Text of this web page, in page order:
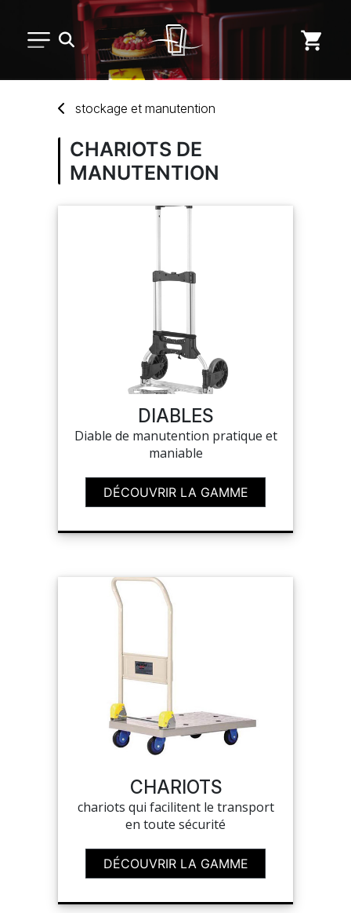
ARTS DE LA TABLE
USAGE UNIQUE
MON COMPTE
MES LISTES
MA COMMANDE
SUR-MESURE
stockage et manutention
CHARIOTS DE
MANUTENTION
DIABLES
Diable de manutention pratique et
maniable
DÉCOUVRIR LA GAMME
CHARIOTS
chariots qui facilitent le transport
en toute sécurité
DÉCOUVRIR LA GAMME